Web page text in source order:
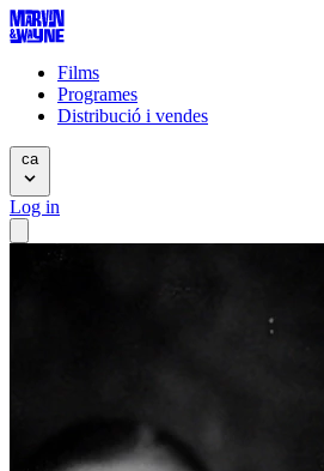
Films
Programes
Distribució i vendes
ca
Log in